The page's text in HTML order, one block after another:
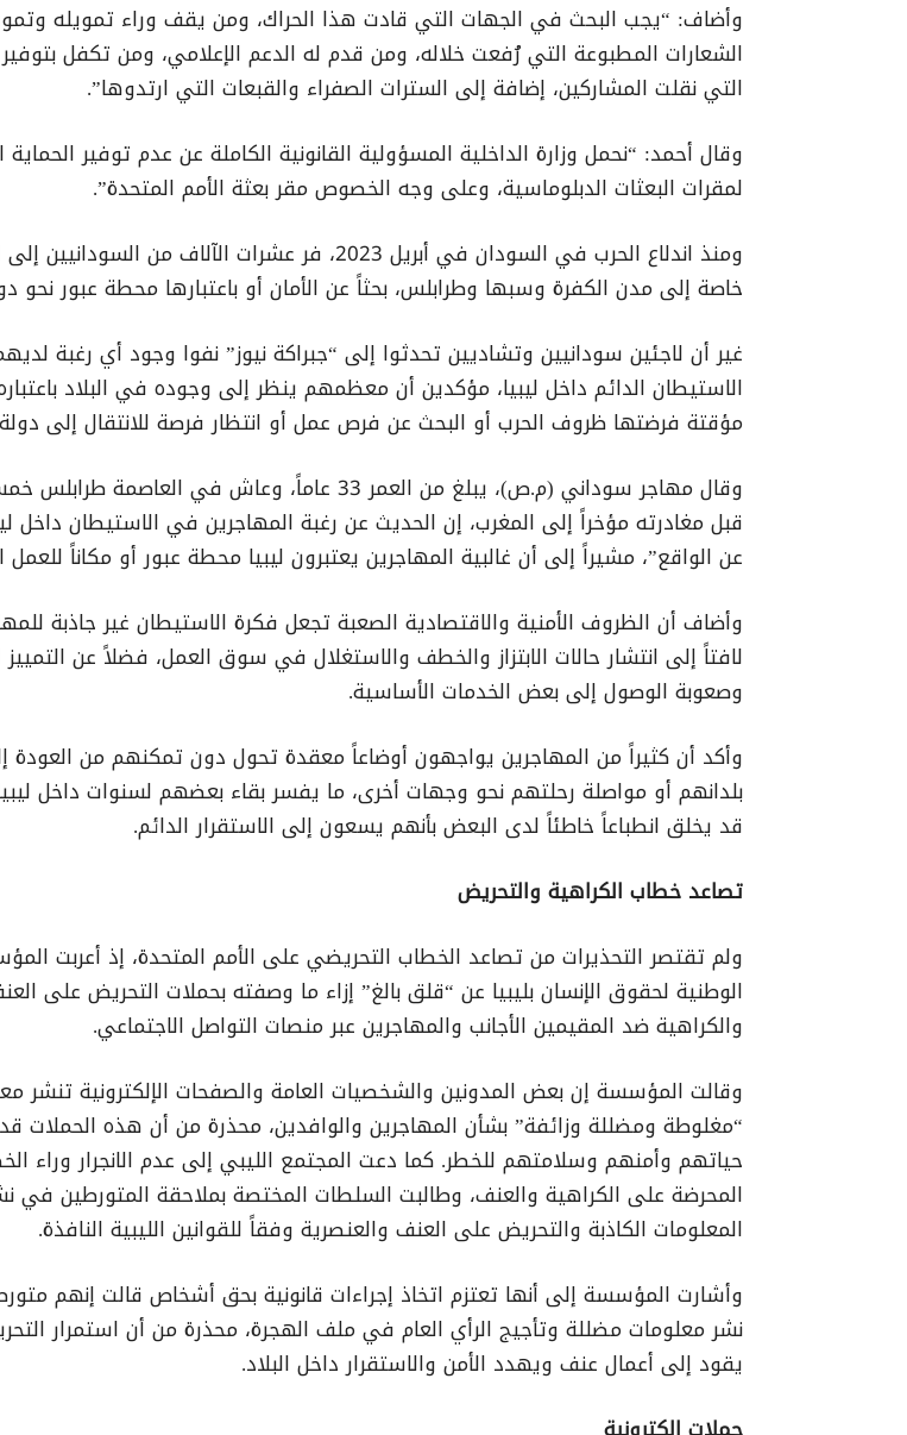
وأضاف: “يجب البحث في الجهات التي قادت هذا الحراك، ومن يقف وراء تمويله
الشعارات المطبوعة التي رُفعت خلاله، ومن قدم له الدعم الإعلامي، ومن تكفل بتوفير
التي نقلت المشاركين، إضافة إلى السترات الصفراء والقبعات التي ارتدوها”.
وقال أحمد: “نحمل وزارة الداخلية المسؤولية القانونية الكاملة عن عدم توفير الحماية
لمقرات البعثات الدبلوماسية، وعلى وجه الخصوص مقر بعثة الأمم المتحدة”.
ومنذ اندلاع الحرب في السودان في أبريل 2023، فر عشرات الآلاف من السودانيين
خاصة إلى مدن الكفرة وسبها وطرابلس، بحثاً عن الأمان أو باعتبارها محطة عبور نحو
غير أن لاجئين سودانيين وتشاديين تحدثوا إلى “جبراكة نيوز” نفوا وجود أي رغبة
الاستيطان الدائم داخل ليبيا، مؤكدين أن معظمهم ينظر إلى وجوده في البلاد
مؤقتة فرضتها ظروف الحرب أو البحث عن فرص عمل أو انتظار فرصة للانتقال إلى دولة
وقال مهاجر سوداني (م.ص)، يبلغ من العمر 33 عاماً، وعاش في العاصمة
قبل مغادرته مؤخراً إلى المغرب، إن الحديث عن رغبة المهاجرين في الاستيطان داخل
عن الواقع”، مشيراً إلى أن غالبية المهاجرين يعتبرون ليبيا محطة عبور أو مكاناً
وأضاف أن الظروف الأمنية والاقتصادية الصعبة تجعل فكرة الاستيطان غير جاذبة
لافتاً إلى انتشار حالات الابتزاز والخطف والاستغلال في سوق العمل، فضلاً عن
وصعوبة الوصول إلى بعض الخدمات الأساسية.
وأكد أن كثيراً من المهاجرين يواجهون أوضاعاً معقدة تحول دون تمكنهم من العودة
بلدانهم أو مواصلة رحلتهم نحو وجهات أخرى، ما يفسر بقاء بعضهم لسنوات داخل
قد يخلق انطباعاً خاطئاً لدى البعض بأنهم يسعون إلى الاستقرار الدائم.
تصاعد خطاب الكراهية والتحريض
ولم تقتصر التحذيرات من تصاعد الخطاب التحريضي على الأمم المتحدة، إذ أعربت
الوطنية لحقوق الإنسان بليبيا عن “قلق بالغ” إزاء ما وصفته بحملات التحريض على
والكراهية ضد المقيمين الأجانب والمهاجرين عبر منصات التواصل الاجتماعي.
وقالت المؤسسة إن بعض المدونين والشخصيات العامة والصفحات الإلكترونية تنشر
“مغلوطة ومضللة وزائفة” بشأن المهاجرين والوافدين، محذرة من أن هذه الحملات
حياتهم وأمنهم وسلامتهم للخطر. كما دعت المجتمع الليبي إلى عدم الانجرار وراء
المحرضة على الكراهية والعنف، وطالبت السلطات المختصة بملاحقة المتورطين في
المعلومات الكاذبة والتحريض على العنف والعنصرية وفقاً للقوانين الليبية النافذة.
وأشارت المؤسسة إلى أنها تعتزم اتخاذ إجراءات قانونية بحق أشخاص قالت إنهم
نشر معلومات مضللة وتأجيج الرأي العام في ملف الهجرة، محذرة من أن استمرار
يقود إلى أعمال عنف ويهدد الأمن والاستقرار داخل البلاد.